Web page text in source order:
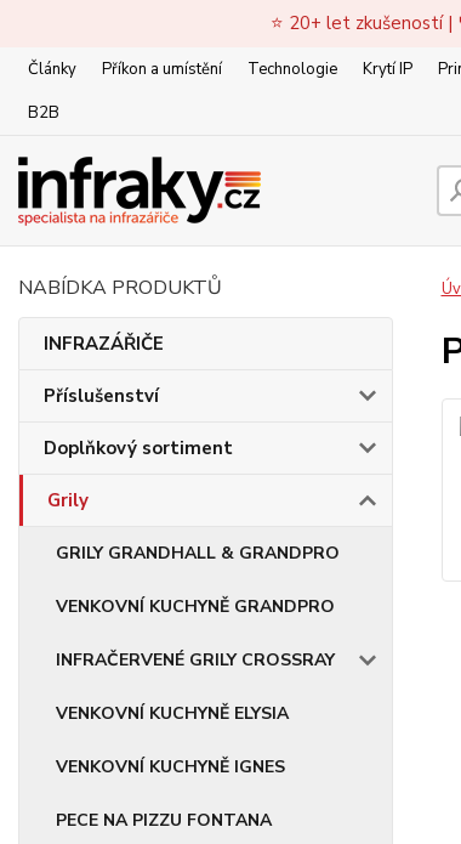
⭐ 20+ let zkušeností
Články Příkon a umístění Technologie Krytí IP
B2B
NABÍDKA PRODUKTŮ
INFRAZÁŘIČE
Příslušenství
Doplňkový sortiment
Grily
GRILY GRANDHALL & GRANDPRO
VENKOVNÍ KUCHYNĚ GRANDPRO
INFRAČERVENÉ GRILY CROSSRAY
VENKOVNÍ KUCHYNĚ ELYSIA
VENKOVNÍ KUCHYNĚ IGNES
PECE NA PIZZU FONTANA